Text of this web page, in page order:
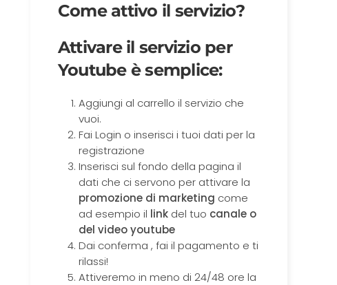
Come attivo il servizio?
Attivare il servizio per
Youtube è semplice:
Aggiungi al carrello il servizio che
vuoi.
Fai Login o inserisci i tuoi dati per la
registrazione
Inserisci sul fondo della pagina il
dati che ci servono per attivare la
promozione di marketing come
ad esempio il linkdel tuo canale o
del video youtube
Dai conferma , fai il pagamento e ti
rilassi!
Attiveremo in meno di 24/48 ore la